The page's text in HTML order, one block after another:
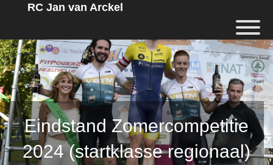
RC Jan van Arckel
Eindstand Zomercompetitie
2024 (startklasse regionaal)